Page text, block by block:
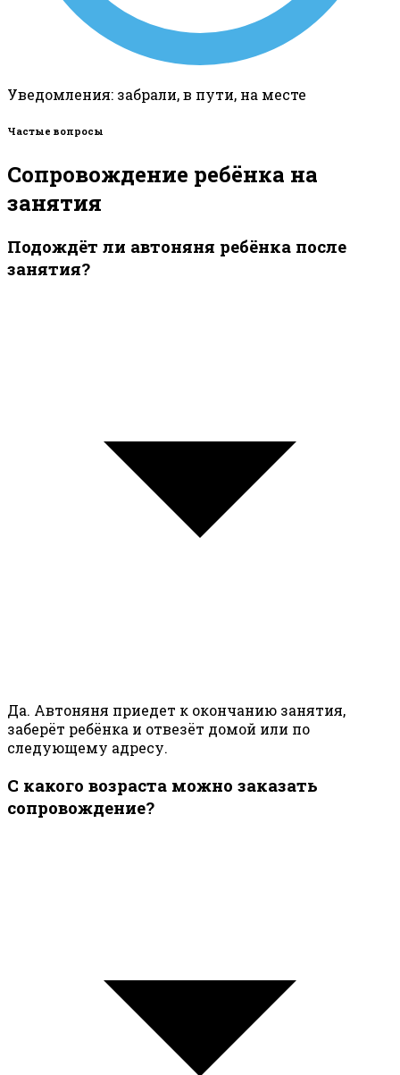
Уведомления: забрали, в пути, на месте
Частые вопросы
Сопровождение ребёнка на
занятия
Подождёт ли автоняня ребёнка после
занятия?
Да. Автоняня приедет к окончанию занятия,
заберёт ребёнка и отвезёт домой или по
следующему адресу.
С какого возраста можно заказать
сопровождение?